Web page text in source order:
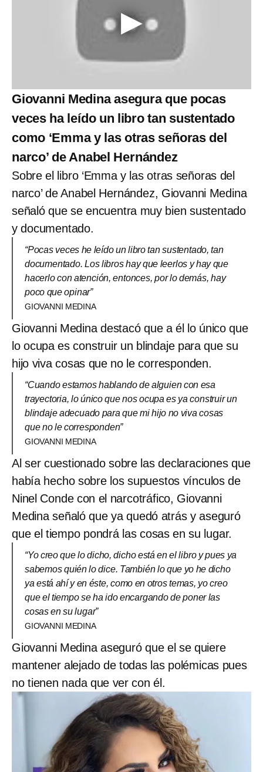
Giovanni Medina asegura que pocas
veces ha leído un libro tan sustentado
como ‘Emma y las otras señoras del
narco’ de Anabel Hernández
Sobre el libro ‘Emma y las otras señoras del
narco’ de Anabel Hernández, Giovanni Medina
señaló que se encuentra muy bien sustentado
y documentado.
“Pocas veces he leído un libro tan sustentado, tan
documentado. Los libros hay que leerlos y hay que
hacerlo con atención, entonces, por lo demás, hay
poco que opinar”
GIOVANNI MEDINA
Giovanni Medina destacó que a él lo único que
lo ocupa es construir un blindaje para que su
hijo viva cosas que no le corresponden.
“Cuando estamos hablando de alguien con esa
trayectoria, lo único que nos ocupa es ya construir un
blindaje adecuado para que mi hijo no viva cosas
que no le corresponden”
GIOVANNI MEDINA
Al ser cuestionado sobre las declaraciones que
había hecho sobre los supuestos vínculos de
Ninel Conde con el narcotráfico, Giovanni
Medina señaló que ya quedó atrás y aseguró
que el tiempo pondrá las cosas en su lugar.
“Yo creo que lo dicho, dicho está en el libro y pues ya
sabemos quién lo dice. También lo que yo he dicho
ya está ahí y en éste, como en otros temas, yo creo
que el tiempo se ha ido encargando de poner las
cosas en su lugar”
GIOVANNI MEDINA
Giovanni Medina aseguró que el se quiere
mantener alejado de todas las polémicas pues
no tienen nada que ver con él.